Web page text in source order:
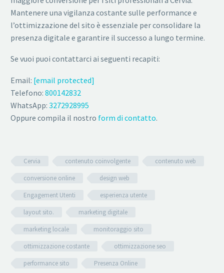
Mantenere una vigilanza costante sulle performance e
l’ottimizzazione del sito è essenziale per consolidare la
presenza digitale e garantire il successo a lungo termine.
Se vuoi puoi contattarci ai seguenti recapiti:
Email: [email protected]
Telefono: 800142832
WhatsApp: 3272928995
Oppure compila il nostro form di contatto.
Cervia contenuto coinvolgente
contenuto web
conversione online
design web
Engagement Utenti
esperienza utente
layout sito.
marketing digitale
marketing locale
monitoraggio sito
ottimizzazione costante
ottimizzazione seo
performance sito
Presenza Online